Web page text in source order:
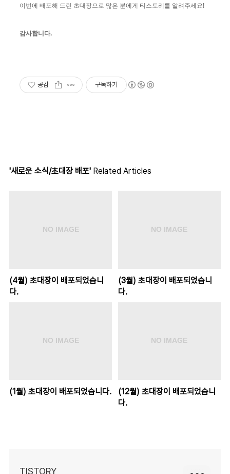
이번에 배포해 드린 초대장으로 많은 분에게 티스토리를 알려주세요!
감사합니다.
공감 구독하기
'새로운 소식/초대장 배포' Related Articles
(4월) 초대장이 배포되었습니
다.
(3월) 초대장이 배포되었습니
다.
(1월) 초대장이 배포되었습니다.
(12월) 초대장이 배포되었습니
다.
TISTORY